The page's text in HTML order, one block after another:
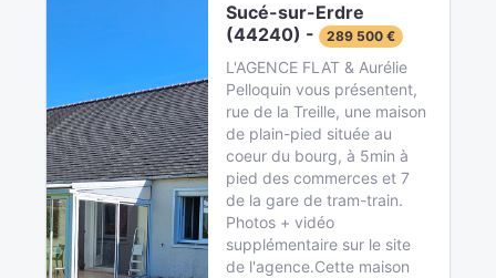
Sucé-sur-Erdre
(44240) -
289 500 €
L'AGENCE FLAT & Aurélie
Pelloquin vous présentent,
rue de la Treille, une maison
de plain-pied située au
coeur du bourg, à 5min à
pied des commerces et 7
de la gare de tram-train.
Photos + vidéo
supplémentaire sur le site
de l'agence.Cette maison